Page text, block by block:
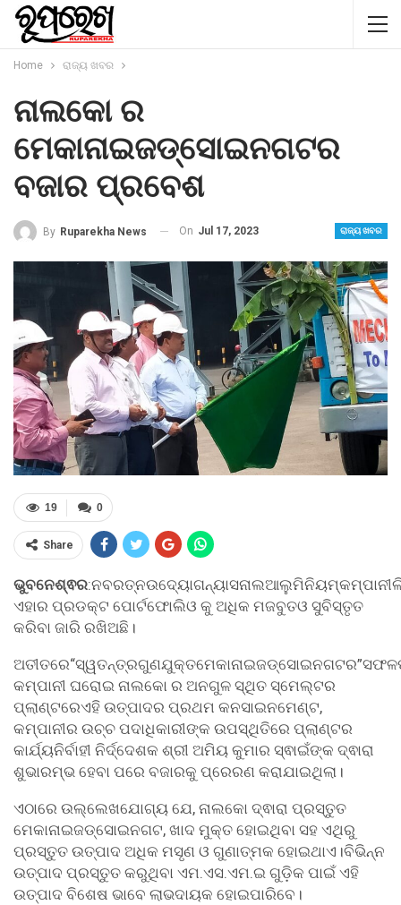
Home ରାଜ୍ୟ ଖବର
ନାଲକୋ ର
ମେକାନାଇଜଡ୍ସୋଇନଗଟର
ବଜାର ପ୍ରବେଶ
ରାଜ୍ୟ ଖବର
By Ruparekha News On Jul 17, 2023
0
19
Share
ଭୁବନେଶ୍ଵର
ଏହାର ପ୍ରଡକ୍ଟ ପୋର୍ଟଫୋଲିଓ କୁ ଅଧିକ ମଜବୁତଓ ସୁବିସ୍ତୃତ
କରିବା ଜାରି ରଖିଅଛି।
କମ୍ପାନୀ ଘରୋଇ ନାଲକୋ ର ଅନଗୁଳ ସ୍ଥିତ ସ୍ମେଲ୍ଟର
ପ୍ଲାଣ୍ଟରେଏହି ଉତ୍ପାଦର ପ୍ରଥମ କନସାଇନମେଣ୍ଟ,
କମ୍ପାନୀର ଉଚ୍ଚ ପଦାଧିକାରୀଙ୍କ ଉପସ୍ଥିତିରେ ପ୍ଲାଣ୍ଟର
କାର୍ଯ୍ୟନିର୍ବାହୀ ନିର୍ଦ୍ଦେଶକ ଶ୍ରୀ ଅମିୟ କୁମାର ସ୍ଵାଇଁଙ୍କ ଦ୍ଵାରା
ଶୁଭାରମ୍ଭ ହେବା ପରେ ବଜାରକୁ ପ୍ରେରଣ କରାଯାଇଥିଲା।
ଏଠାରେ ଉଲ୍ଲେଖଯୋଗ୍ୟ ଯେ, ନାଲକୋ ଦ୍ଵାରା ପ୍ରସ୍ତୁତ
ମେକାନାଇଜଡ୍ସୋଇନଗଟ, ଖାଦ ମୁକ୍ତ ହୋଇଥିବା ସହ ଏଥିରୁ
ପ୍ରସ୍ତୁତ ଉତ୍ପାଦ ଅଧିକ ମସୃଣ ଓ ଗୁଣାତ୍ମକ ହୋଇଥାଏ।ବିଭିନ୍ନ
ଉତ୍ପାଦ ପ୍ରସ୍ତୁତ କରୁଥିବା ଏମ.ଏସ.ଏମ.ଇ ଗୁଡ଼ିକ ପାଇଁ ଏହି
ଉତ୍ପାଦ ବିଶେଷ ଭାବେ ଲାଭଦାୟକ ହୋଇପାରିବେ।